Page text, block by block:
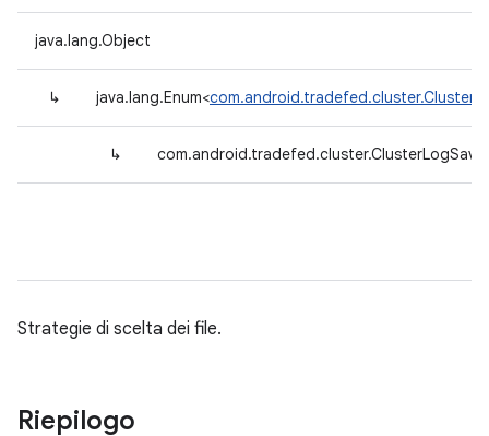
java.lang.Object
↳ java.lang.Enum<
↳
Strategie di scelta dei file.
Riepilogo